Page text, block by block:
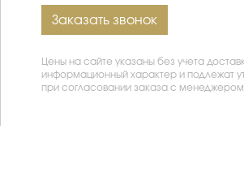
Заказать звонок
Цены на сайте указаны без учета
информационный характер и подлежат
при согласовании заказа с